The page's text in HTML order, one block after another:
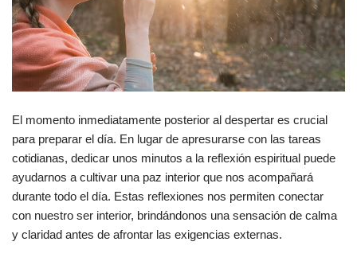
El momento inmediatamente posterior al despertar es crucial
para preparar el día. En lugar de apresurarse con las tareas
cotidianas, dedicar unos minutos a la reflexión espiritual puede
ayudarnos a cultivar una paz interior que nos acompañará
durante todo el día. Estas reflexiones nos permiten conectar
con nuestro ser interior, brindándonos una sensación de calma
y claridad antes de afrontar las exigencias externas.